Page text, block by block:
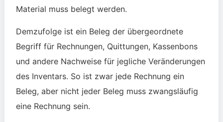
Material muss belegt werden.
Demzufolge ist ein Beleg der übergeordnete
Begriff für Rechnungen, Quittungen, Kassenbons
und andere Nachweise für jegliche Veränderungen
des Inventars. So ist zwar jede Rechnung ein
Beleg, aber nicht jeder Beleg muss zwangsläufig
eine Rechnung sein.